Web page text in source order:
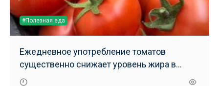
#Полезная еда
Ежедневное употребление томатов
существенно снижает уровень жира в
печени – результаты нового исследования